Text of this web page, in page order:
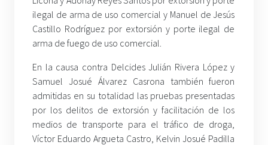
ilegal de arma de uso comercial y Manuel de Jesús
Castillo Rodríguez por extorsión y porte ilegal de
arma de fuego de uso comercial.
En la causa contra Delcides Julián Rivera López y
Samuel Josué Álvarez Casrona también fueron
admitidas en su totalidad las pruebas presentadas
por los delitos de extorsión y facilitación de los
medios de transporte para el tráfico de droga,
Víctor Eduardo Argueta Castro, Kelvin Josué Padilla